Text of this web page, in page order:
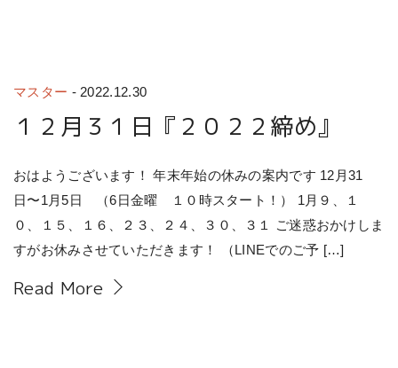
マスター - 2022.12.30
１２月３１日『２０２２締め』
おはようございます！ 年末年始の休みの案内です 12月31
日〜1月5日 （6日金曜 １０時スタート！） 1月９、１
０、１５、１６、２３、２４、３０、３１ ご迷惑おかけしま
すがお休みさせていただきます！ （LINEでのご予 […]
Read More